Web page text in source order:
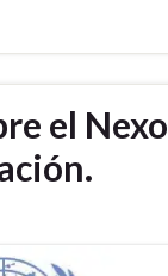
el Nexo